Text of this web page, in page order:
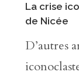
La crise
de Nicée
D’autres